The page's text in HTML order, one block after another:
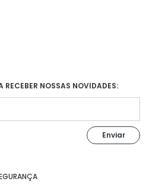
NOSSAS NOVIDADES:
Enviar